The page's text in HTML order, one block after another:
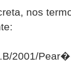
nos
2001/